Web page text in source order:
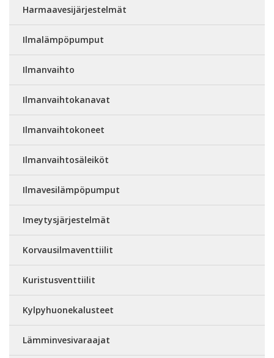
Harmaavesijärjestelmät
Ilmalämpöpumput
Ilmanvaihto
Ilmanvaihtokanavat
Ilmanvaihtokoneet
Ilmanvaihtosäleiköt
Ilmavesilämpöpumput
Imeytysjärjestelmät
Korvausilmaventtiilit
Kuristusventtiilit
Kylpyhuonekalusteet
Lämminvesivaraajat